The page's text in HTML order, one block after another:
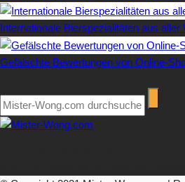
Internationale Bierspezialitäten aus aller
Gefälschte Bewertungen von Online-